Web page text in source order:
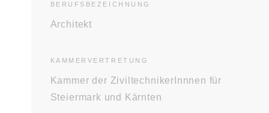
BERUFS­BEZEICHNUNG
Architekt
KAMMER­VERTRETUNG
Kammer der ZiviltechnikerInnnen für
Steiermark und Kärnten